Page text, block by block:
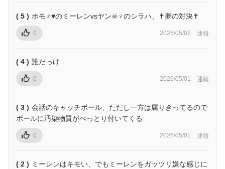
( 5 ) ホモ♂♥のミーレンvsヤン☠♀のシラハ、✝夢の対決✝
0 2026/05/02 通報
( 4 ) 誰だっけ…
0 2026/05/01 通報
( 3 ) 会話のキャッチボール、ただし一方は腐りきってるので
ボールに汚染物質がべっとり付いてくる
0 2026/05/01 通報
( 2 ) ミーレンはキモい、でもミーレンをガッツリ嫌な感じに